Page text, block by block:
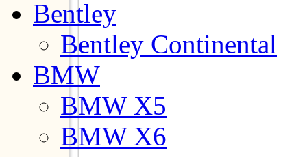
Bentley
Bentley Continental
BMW
BMW X5
BMW X6